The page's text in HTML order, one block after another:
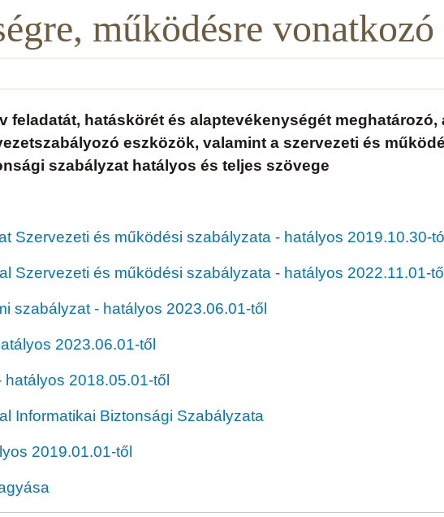
működésre vonatkozó
feladatát, hatáskörét és alaptevékenységét
eszközök, valamint a szervezeti és
szabályzat hatályos és teljes szövege
Szervezeti és működési szabályzata - hatályos 2019.10.30-
Szervezeti és működési szabályzata - hatályos 2022.11.01-
szabályzat - hatályos 2023.06.01-től
2023.06.01-től
2018.05.01-től
Informatikai Biztonsági Szabályzata
2019.01.01-től